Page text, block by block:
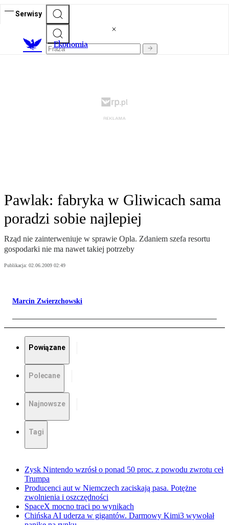
Serwisy
Ekonomia
Pawlak: fabryka w Gliwicach sama
poradzi sobie najlepiej
Rząd nie zainterweniuje w sprawie Opla. Zdaniem szefa resortu
gospodarki nie ma nawet takiej potrzeby
Publikacja: 02.06.2009 02:49
Marcin Zwierzchowski
Powiązane
Polecane
Najnowsze
Tagi
Zysk Nintendo wzrósł o ponad 50 proc. z powodu zwrotu ceł
Trumpa
Producenci aut w Niemczech zaciskają pasa. Potężne
zwolnienia i oszczędności
SpaceX mocno traci po wynikach
Chińska AI uderza w gigantów. Darmowy Kimi3 wywołał